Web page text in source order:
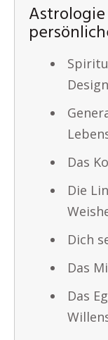
Design
Das
Die
Dich
Das
Das